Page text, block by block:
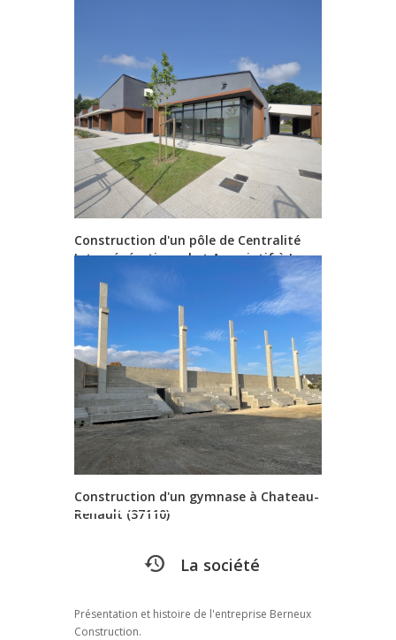
Construction d'un pôle de Centralité
Intergénérationnel et Associatif à La
Construction d'un gymnase à Chateau-
Renault (37110)
La société
Présentation et histoire de l'entreprise Berneux
Construction.